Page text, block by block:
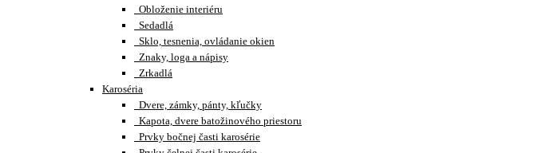
Obloženie interiéru
Sedadlá
Sklo, tesnenia, ovládanie okien
Znaky, loga a nápisy
Zrkadlá
Karoséria
Dvere, zámky, pánty, kľučky
Kapota, dvere batožinového priestoru
Prvky bočnej časti karosérie